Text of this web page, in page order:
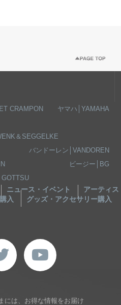
CRAMPON
ヤマハ│YAMAHA
＆SEGGELKE
バンドーレン│VANDOREN
ビージー│BG
ニュース・イベント
アーティ
入 グッズ・アクセサリー購入
には、お得な情報をお届け